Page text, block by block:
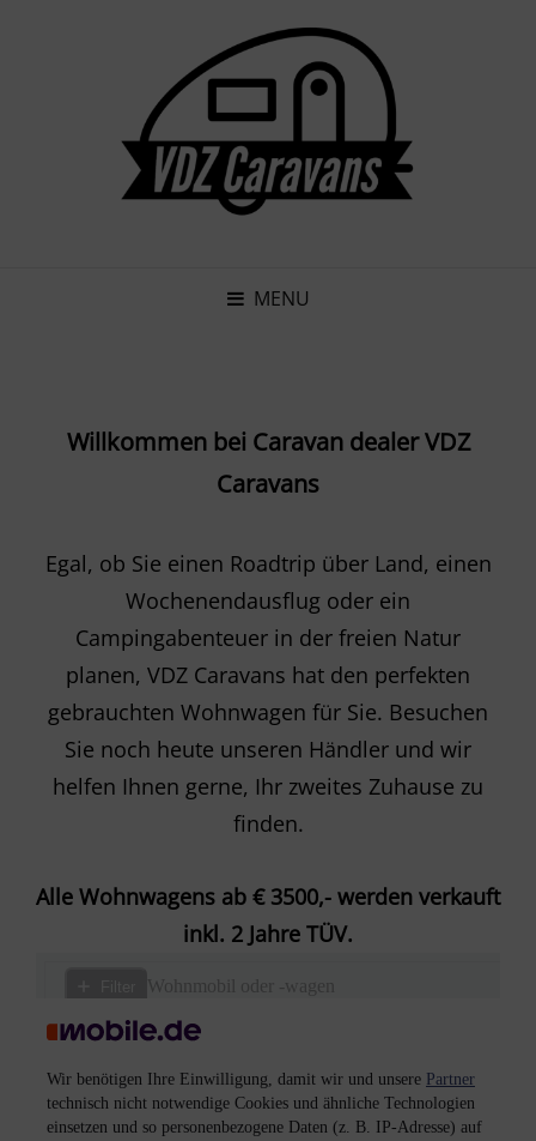
MENU
Willkommen bei Caravan dealer VDZ
Caravans
Egal, ob Sie einen Roadtrip über Land, einen
Wochenendausflug oder ein
Campingabenteuer in der freien Natur
planen, VDZ Caravans hat den perfekten
gebrauchten Wohnwagen für Sie. Besuchen
Sie noch heute unseren Händler und wir
helfen Ihnen gerne, Ihr zweites Zuhause zu
finden.
Alle Wohnwagens ab € 3500,- werden verkauft
inkl. 2 Jahre TÜV.